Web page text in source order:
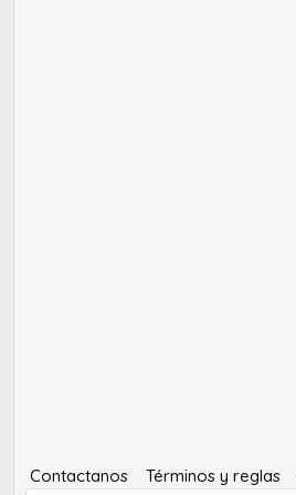
Contactanos Términos y reglas